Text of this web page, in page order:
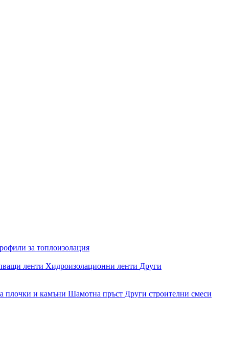
за топлоизолация
ленти Хидроизолационни ленти Други
плочки и камъни Шамотна пръст Други строителни смеси